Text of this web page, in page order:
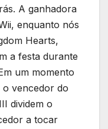
A ganhadora
enquanto nós
Hearts,
a festa durante
um momento
o vencedor do
dividem o
a tocar